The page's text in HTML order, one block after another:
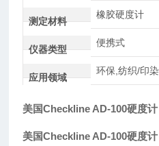
测定材料
橡胶硬度计
仪器类型
便携式
应用领域
环保,纺织/印染
美国Checkline AD-100硬度计
美国Checkline AD-100硬度计